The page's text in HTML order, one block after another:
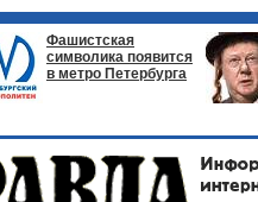
Фашистская
символика появится
в метро Петербурга